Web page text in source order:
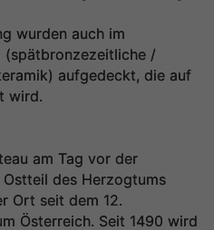
wurden auch im
(spätbronzezeitliche /
aufgedeckt, die auf
wird.
am Tag vor der
des Herzogtums
Ort seit dem 12.
Österreich. Seit 1490 wird